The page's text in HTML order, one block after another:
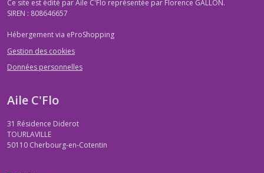
Ce site est édité par Aile C'Flo représentée par Florence GALLON.
SIREN : 808646657
Hébergement via eProShopping
Gestion des cookies
Données personnelles
Aile C'Flo
31 Résidence Diderot
TOURLAVILLE
50110 Cherbourg-en-Cotentin